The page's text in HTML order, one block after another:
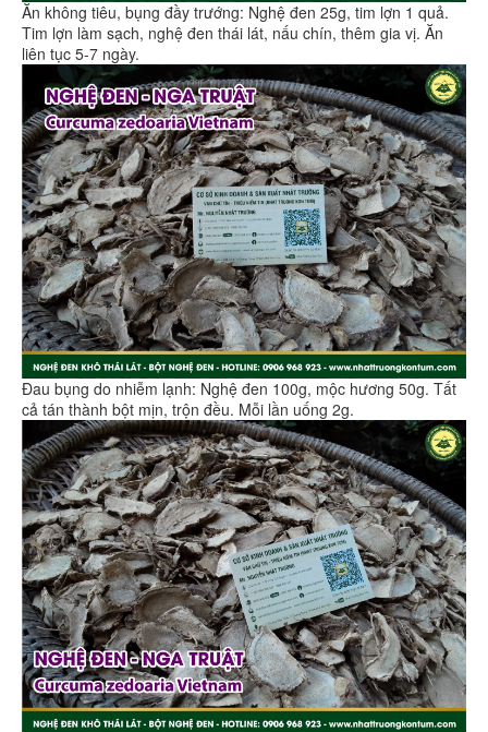
Ăn không tiêu, bụng đầy trướng: Nghệ đen 25g, tim lợn 1 quả.
Tim lợn làm sạch, nghệ đen thái lát, nấu chín, thêm gia vị. Ăn
liên tục 5-7 ngày.
Đau bụng do nhiễm lạnh: Nghệ đen 100g, mộc hương 50g. Tất
cả tán thành bột mịn, trộn đều. Mỗi lần uống 2g.